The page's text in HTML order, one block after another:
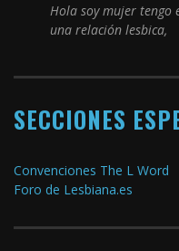
Hola soy mujer
una relación lesbica,
SECCIONES
Convenciones The L Word
Foro de Lesbiana.es